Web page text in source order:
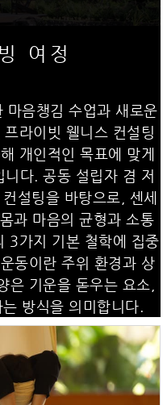
여정
마음챙김 수업과 새로운
라이빗 웰니스 컨설팅
개인적인 목표에 맞게
다. 공동 설립자 겸 저
설팅을 바탕으로, 센세
과 마음의 균형과 소통
3가지 기본 철학에 집중
동이란 주위 환경과 상
은 기운을 돋우는 요소,
방식을 의미합니다.